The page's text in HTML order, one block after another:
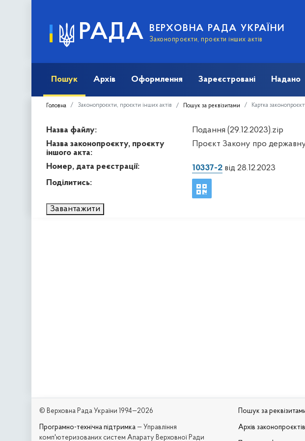
РАДА ВЕРХОВНА РАДА УКРАЇНИ
Законопроєкти, проєкти інших актів
Пошук Архів Оформлення Зареєстровані Надано
Головна Законопроєкти, проєкти інших актів Пошук за реквізитами Картка
Назва файлу:
Подання (29.12.2023).zip
Назва законопроєкту, проєкту
іншого акта:
Проєкт Закону про державну
Номер, дата реєстрації: 10337-2від 28.12.2023
Поділитись:
Завантажити
© Верховна Рада України 1994—2026
Програмно-технічна підтримка — Управління
комп'ютеризованих систем Апарату Верховної Ради
Пошук за
Архів